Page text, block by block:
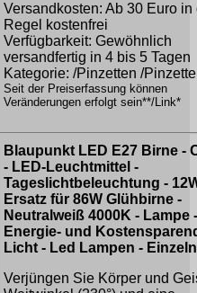
Versandkosten: Ab 30 Euro in
Regel kostenfrei
Verfügbarkeit: Gewöhnlich
versandfertig in 4 bis 5 Tagen
Kategorie: /Pinzetten /
Seit der Preiserfassung können
Veränderungen erfolgt sein**/Link*
Blaupunkt LED E27 Birne -
- LED-Leuchtmittel -
Tageslichtbeleuchtung -
Ersatz für 86W Glühbirne -
Neutralweiß 4000K - Lampe -
Energie- und
Licht - Led Lampen - Einzeln
Verjüngen Sie Körper und